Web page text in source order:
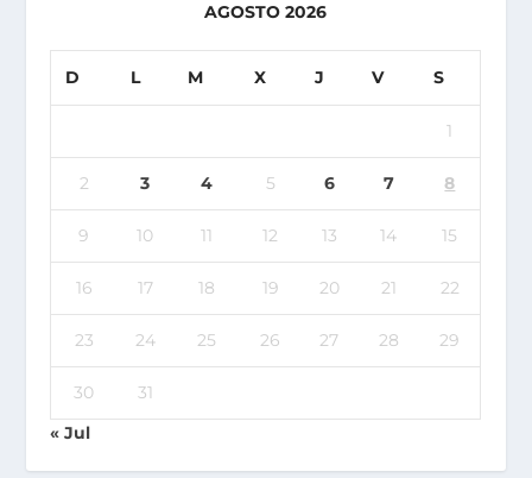
AGOSTO 2026
D L M X J V S
1
2 3 4 5 6 7 8
9 10 11 12 13 14 15
16 17 18 19 20 21 22
23 24 25 26 27 28 29
30
31
« Jul